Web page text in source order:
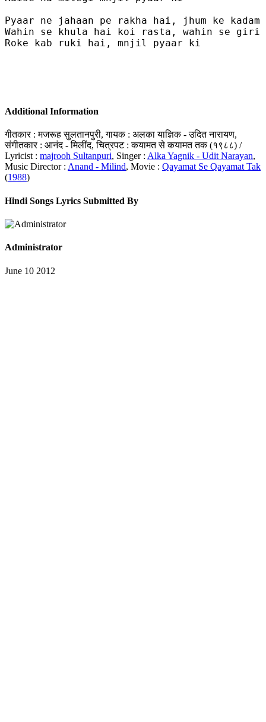
Pyaar ne jahaan pe rakha hai, jhum ke kadam
Wahin se khula hai koi rasta, wahin se giri
Roke kab ruki hai, mnjil pyaar ki
Additional Information
गीतकार : मजरूह सुलतानपुरी, गायक : अलका याज्ञिक - उदित नारायण,
संगीतकार : आनंद - मिलींद, चित्रपट : कयामत से कयामत तक (१९८८) /
Lyricist : majrooh Sultanpuri, Singer : Alka Yagnik - Udit Narayan,
Music Director : Anand - Milind, Movie : Qayamat Se Qayamat Tak
(1988)
Hindi Songs Lyrics Submitted By
Administrator
June 10 2012